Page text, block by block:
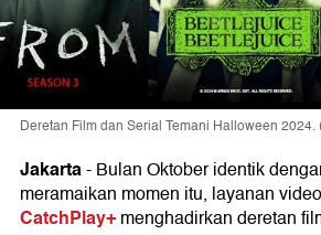
Deretan Film dan Serial Temani Halloween 2024.
Jakarta-Bulan Oktober identik
meramaikan momen itu, layanan
CatchPlay+menghadirkan deretan